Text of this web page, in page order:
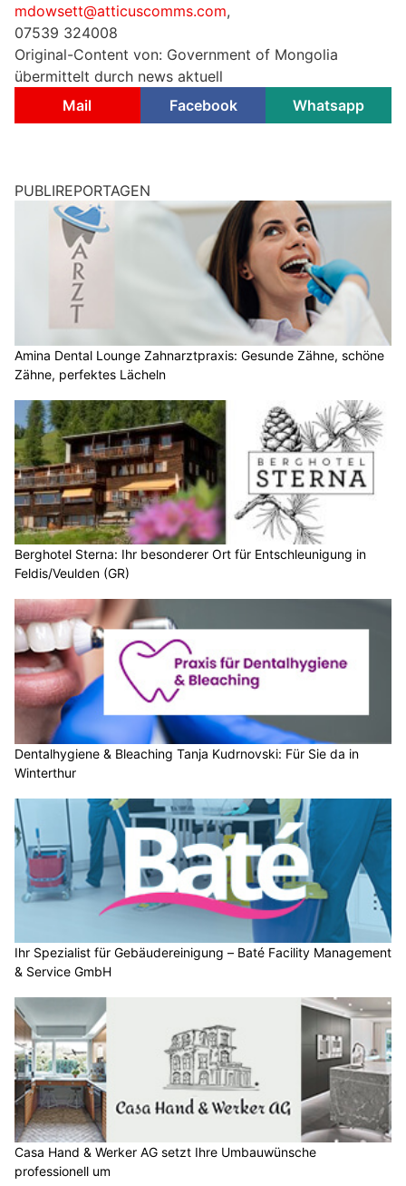
mdowsett@atticuscomms.com,
07539 324008
Original-Content von: Government of Mongolia
übermittelt durch news aktuell
Mail
Facebook Whatsapp
PUBLIREPORTAGEN
Amina Dental Lounge Zahnarztpraxis: Gesunde Zähne, schöne
Zähne, perfektes Lächeln
Berghotel Sterna: Ihr besonderer Ort für Entschleunigung in
Feldis/Veulden (GR)
Dentalhygiene & Bleaching Tanja Kudrnovski: Für Sie da in
Winterthur
Ihr Spezialist für Gebäudereinigung – Baté Facility Management
& Service GmbH
Casa Hand & Werker AG setzt Ihre Umbauwünsche
professionell um